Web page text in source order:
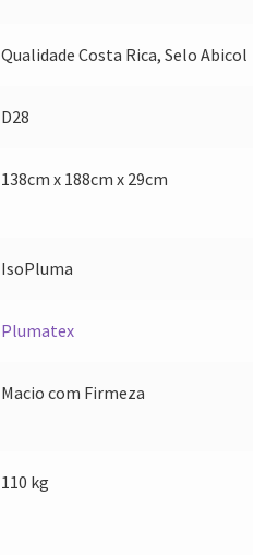
Qualidade Costa Rica, Selo Abicol
D28
138cm x 188cm x 29cm
IsoPluma
Plumatex
Macio com Firmeza
110 kg